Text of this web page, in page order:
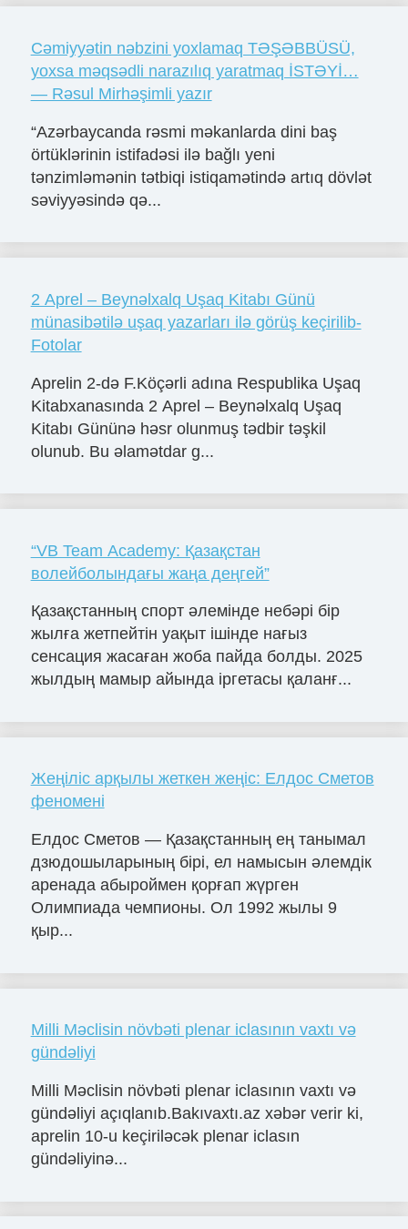
Cəmiyyətin nəbzini yoxlamaq TƏŞƏBBÜSÜ,
yoxsa məqsədli narazılıq yaratmaq İSTƏYİ…
— Rəsul Mirhəşimli yazır
“Azərbaycanda rəsmi məkanlarda dini baş
örtüklərinin istifadəsi ilə bağlı yeni
tənzimləmənin tətbiqi istiqamətində artıq dövlət
səviyyəsində qə...
2 Aprel – Beynəlxalq Uşaq Kitabı Günü
münasibətilə uşaq yazarları ilə görüş keçirilib-
Fotolar
Aprelin 2-də F.Köçərli adına Respublika Uşaq
Kitabxanasında 2 Aprel – Beynəlxalq Uşaq
Kitabı Gününə həsr olunmuş tədbir təşkil
olunub. Bu əlamətdar g...
“VB Team Academy: Қазақстан
волейболындағы жаңа деңгей”
Қазақстанның спорт әлемінде небәрі бір
жылға жетпейтін уақыт ішінде нағыз
сенсация жасаған жоба пайда болды. 2025
жылдың мамыр айында іргетасы қаланғ...
Жеңіліс арқылы жеткен жеңіс: Елдос Сметов
феномені
Елдос Сметов — Қазақстанның ең танымал
дзюдошыларының бірі, ел намысын әлемдік
аренада абыроймен қорғап жүрген
Олимпиада чемпионы. Ол 1992 жылы 9
қыр...
Milli Məclisin növbəti plenar iclasının vaxtı və
gündəliyi
Milli Məclisin növbəti plenar iclasının vaxtı və
gündəliyi açıqlanıb.Bakıvaxtı.az xəbər verir ki,
aprelin 10-u keçiriləcək plenar iclasın
gündəliyinə...